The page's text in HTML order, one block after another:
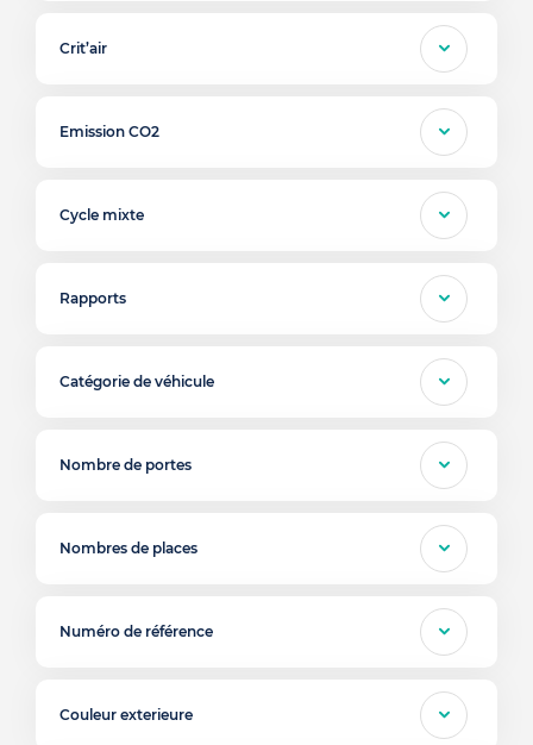
Crit’air
Emission CO2
Cycle mixte
Rapports
Catégorie de véhicule
Nombre de portes
Nombres de places
Numéro de référence
Couleur exterieure